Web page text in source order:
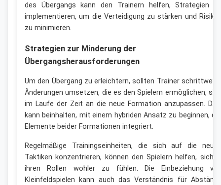
des Übergangs kann den Trainern helfen, Strategien
implementieren, um die Verteidigung zu stärken und
zu minimieren.
Strategien zur Minderung der
Übergangsherausforderungen
Um den Übergang zu erleichtern, sollten Trainer
Änderungen umsetzen, die es den Spielern ermöglichen,
im Laufe der Zeit an die neue Formation anzupassen.
kann beinhalten, mit einem hybriden Ansatz zu beginnen,
Elemente beider Formationen integriert.
Regelmäßige Trainingseinheiten, die sich auf die
Taktiken konzentrieren, können den Spielern helfen, sich
ihren Rollen wohler zu fühlen. Die Einbeziehung
Kleinfeldspielen kann auch das Verständnis für